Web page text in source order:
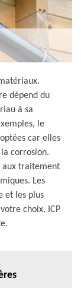
dépend du
à sa
le
car elles
corrosion.
aux traitement
Les
et les plus
choix, ICP